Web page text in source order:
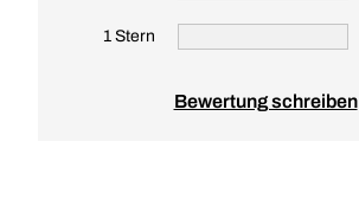
1 Stern
Bewertung schreiben